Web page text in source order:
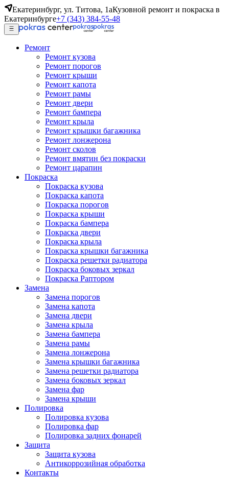
Екатеринбург, ул. Титова, 1аКузовной ремонт и покраска в
Екатеринбурге+7 (343) 384-55-48
Ремонт
Ремонт кузова
Ремонт порогов
Ремонт крыши
Ремонт капота
Ремонт рамы
Ремонт двери
Ремонт бампера
Ремонт крыла
Ремонт крышки багажника
Ремонт лонжерона
Ремонт сколов
Ремонт вмятин без покраски
Ремонт царапин
Покраска
Покраска кузова
Покраска капота
Покраска порогов
Покраска крыши
Покраска бампера
Покраска двери
Покраска крыла
Покраска крышки багажника
Покраска решетки радиатора
Покраска боковых зеркал
Покраска Раптором
Замена
Замена порогов
Замена капота
Замена двери
Замена крыла
Замена бампера
Замена рамы
Замена лонжерона
Замена крышки багажника
Замена решетки радиатора
Замена боковых зеркал
Замена фар
Замена крыши
Полировка
Полировка кузова
Полировка фар
Полировка задних фонарей
Защита
Защита кузова
Антикоррозийная обработка
Контакты